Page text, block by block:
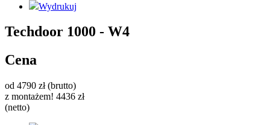
Wydrukuj
Techdoor 1000 - W4
Cena
od 4790 zł (brutto)
z montażem! 4436 zł
(netto)